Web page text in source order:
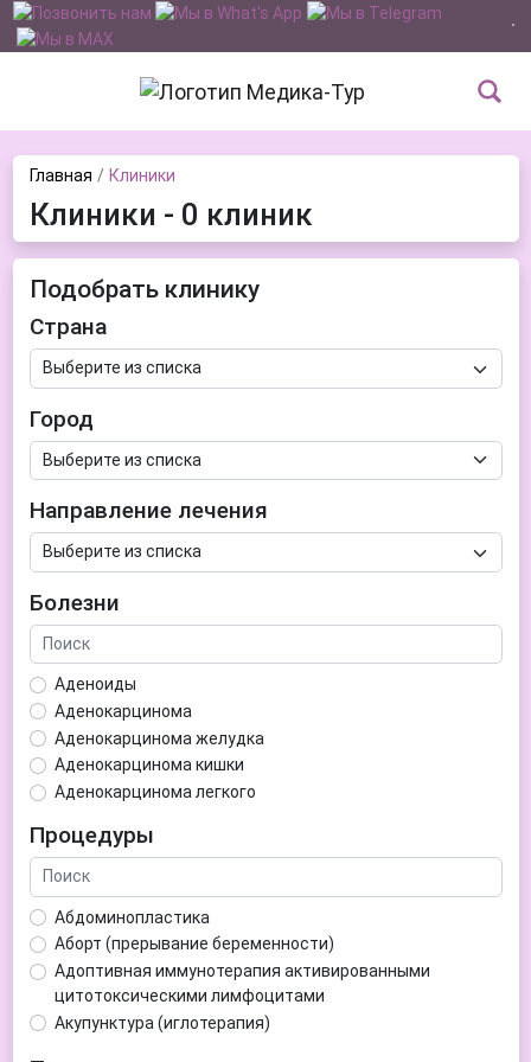
Главная Клиники
Клиники - 0 клиник
Подобрать клинику
Страна
Город
Направление лечения
Болезни
Аденоиды
Аденокарцинома
Аденокарцинома желудка
Аденокарцинома кишки
Аденокарцинома легкого
Аденома гипофиза
Аденома простаты
Аденома щитовидной железы
Аденомиоз
Адентия
Азооспермия
Акне (угри)
Алкоголизм
Процедуры
Абдоминопластика
Аборт (прерывание беременности)
Адоптивная иммунотерапия активированными
цитотоксическими лимфоцитами
Акупунктура (иглотерапия)